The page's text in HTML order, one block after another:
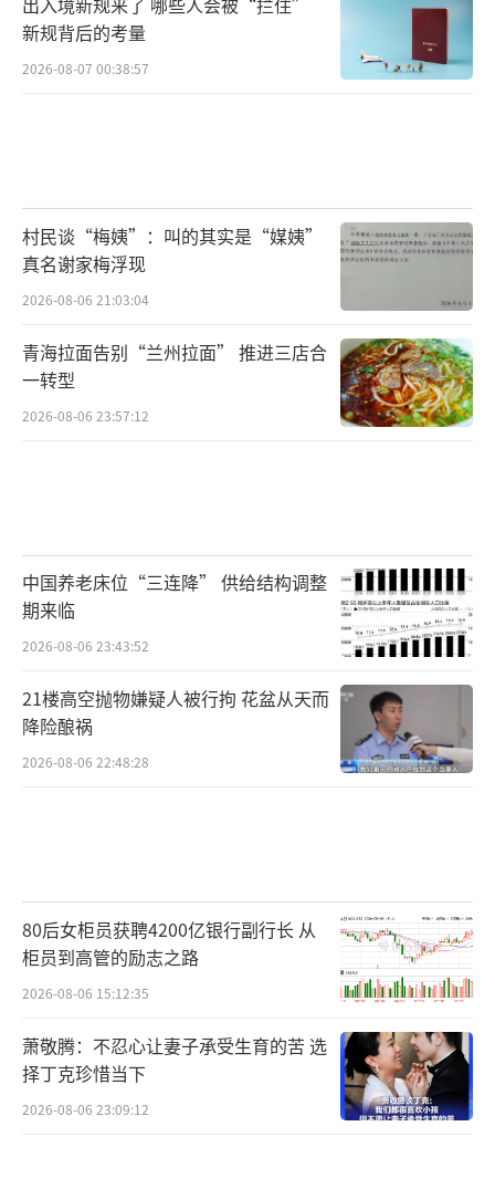
新规背后的考量
2026-08-07 00:38:57
村民谈“梅姨”：叫的其实是“媒姨”
真名谢家梅浮现
2026-08-06 21:03:04
青海拉面告别“兰州拉面” 推进三店合
一转型
2026-08-06 23:57:12
中国养老床位“三连降” 供给结构调整
期来临
2026-08-06 23:43:52
21楼高空抛物嫌疑人被行拘 花盆从天而
降险酿祸
2026-08-06 22:48:28
80后女柜员获聘4200亿银行副行长 从
柜员到高管的励志之路
2026-08-06 15:12:35
萧敬腾：不忍心让妻子承受生育的苦 选
择丁克珍惜当下
2026-08-06 23:09:12